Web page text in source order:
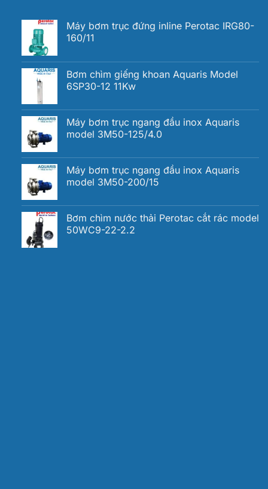
Máy bơm trục đứng inline Perotac IRG80-
160/11
Bơm chìm giếng khoan Aquaris Model
6SP30-12 11Kw
Máy bơm trục ngang đầu inox Aquaris
model 3M50-125/4.0
Máy bơm trục ngang đầu inox Aquaris
model 3M50-200/15
Bơm chìm nước thải Perotac cắt rác model
50WC9-22-2.2